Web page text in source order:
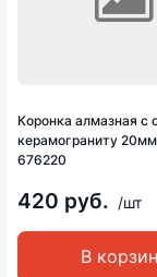
Коронка алмазная с
керамограниту
676220
420 руб. /шт
В